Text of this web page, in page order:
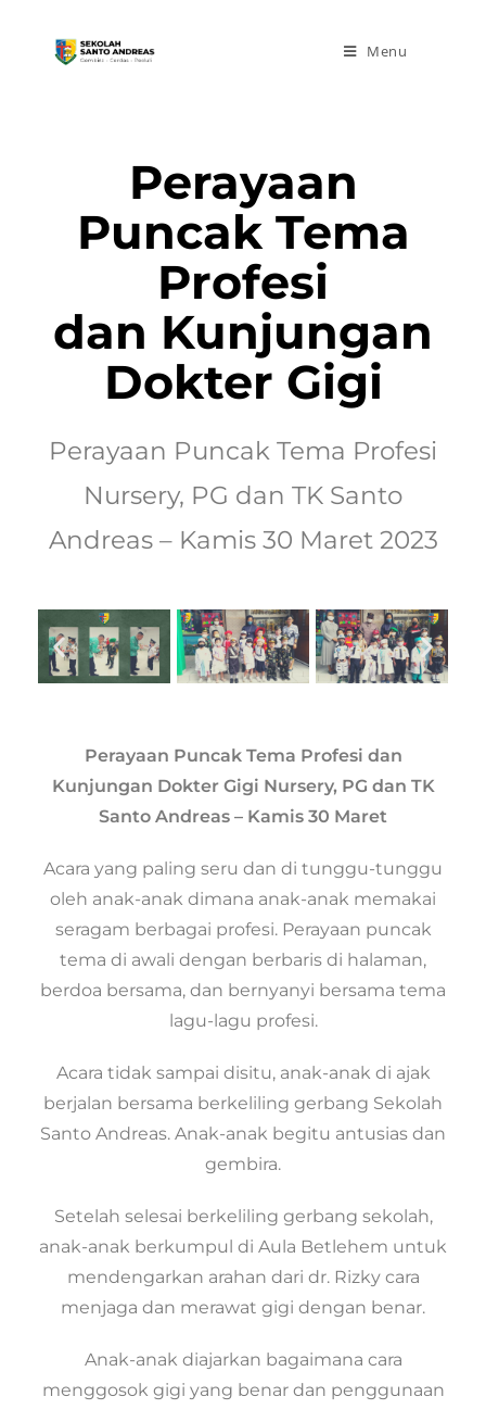
Menu
Perayaan
Puncak Tema
Profesi
dan Kunjungan
Dokter Gigi
Perayaan Puncak Tema Profesi
Nursery, PG dan TK Santo
Andreas – Kamis 30 Maret 2023
Perayaan Puncak Tema Profesi dan
Kunjungan Dokter Gigi Nursery, PG dan TK
Santo Andreas – Kamis 30 Maret
Acara yang paling seru dan di tunggu-tunggu
oleh anak-anak dimana anak-anak memakai
seragam berbagai profesi. Perayaan puncak
tema di awali dengan berbaris di halaman,
berdoa bersama, dan bernyanyi bersama tema
lagu-lagu profesi.
Acara tidak sampai disitu, anak-anak di ajak
berjalan bersama berkeliling gerbang Sekolah
Santo Andreas. Anak-anak begitu antusias dan
gembira.
Setelah selesai berkeliling gerbang sekolah,
anak-anak berkumpul di Aula Betlehem untuk
mendengarkan arahan dari dr. Rizky cara
menjaga dan merawat gigi dengan benar.
Anak-anak diajarkan bagaimana cara
menggosok gigi yang benar dan penggunaan